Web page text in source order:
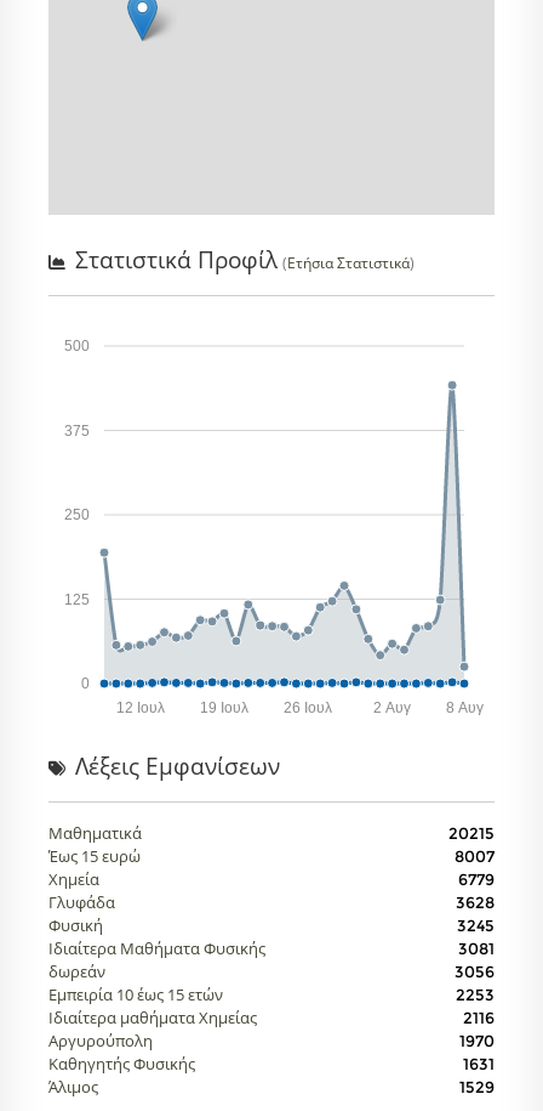
Στατιστικά Προφίλ (Ετήσια Στατιστικά)
0
125
250
375
500
8 Αυγ
2 Αυγ
26 Ιουλ
19 Ιουλ
12 Ιουλ
Λέξεις Eμφανίσεων
Μαθηματικά 20215
Έως 15 ευρώ 8007
Χημεία 6779
Γλυφάδα 3628
Φυσική 3245
Ιδιαίτερα Μαθήματα Φυσικής 3081
δωρεάν 3056
Εμπειρία 10 έως 15 ετών 2253
Ιδιαίτερα μαθήματα Χημείας 2116
Αργυρούπολη 1970
Καθηγητής Φυσικής 1631
Άλιμος 1529